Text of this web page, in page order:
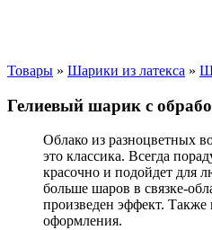
Товары » Шарики из латекса »
Гелиевый шарик с
Облако из разноцветных
это классика. Всегда
красочно и подойдет для
больше шаров в связке-
произведен эффект.
оформления.